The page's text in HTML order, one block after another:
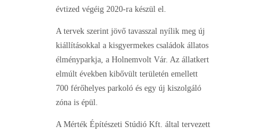
évtized végéig 2020-ra készül el.
A tervek szerint jövő tavasszal nyílik meg új
kiállításokkal a kisgyermekes családok állatos
élményparkja, a Holnemvolt Vár. Az állatkert
elmúlt években kibővült területén emellett
700 férőhelyes parkoló és egy új kiszolgáló
zóna is épül.
A Mérték Építészeti Stúdió Kft. által tervezett